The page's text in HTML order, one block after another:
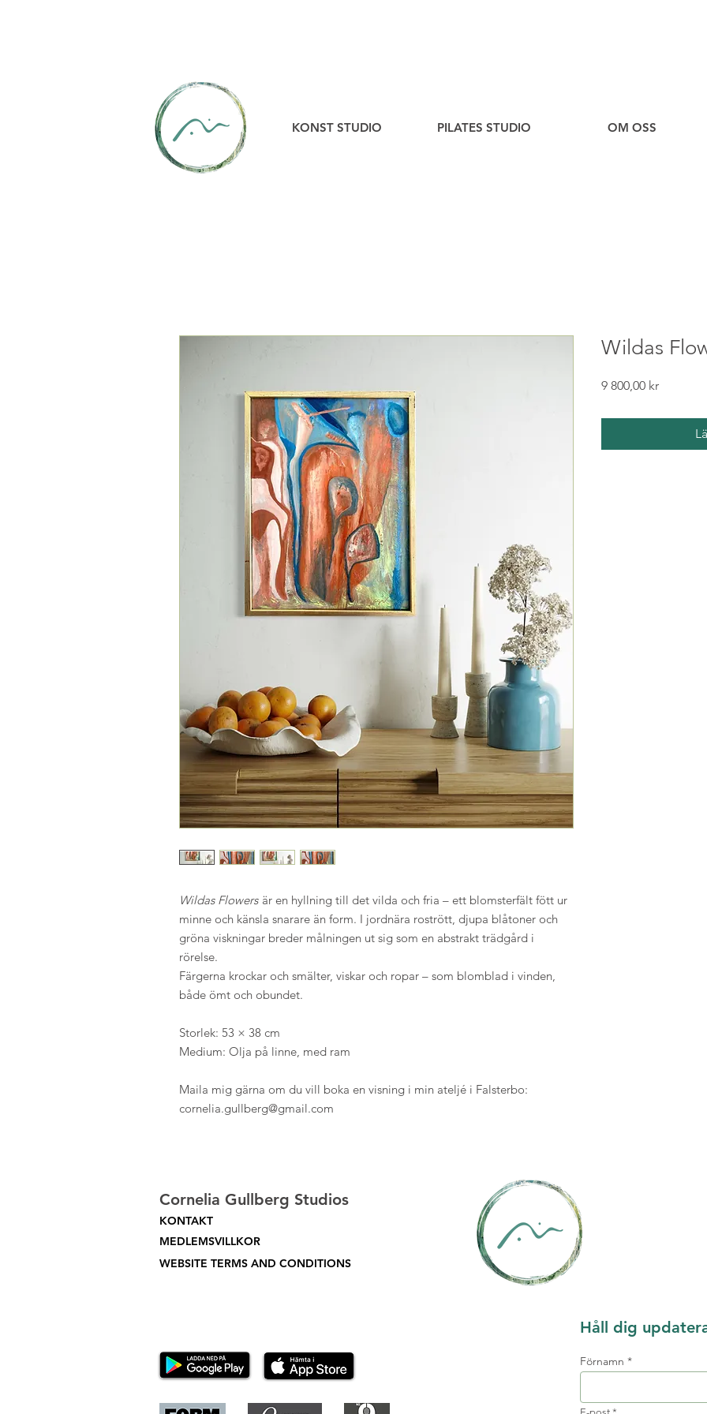
KONST STUDIO PILATES STUDIO OM OSS
Wildas Flowers är en hyllning till det vilda och fria – ett blomsterfält fött ur
minne och känsla snarare än form. I jordnära rostrött, djupa blåtoner och
gröna viskningar breder målningen ut sig som en abstrakt trädgård i
rörelse.
Färgerna krockar och smälter, viskar och ropar – som blomblad i vinden,
både ömt och obundet.
Storlek: 53 × 38 cm
Medium: Olja på linne, med ram
Maila mig gärna om du vill boka en visning i min ateljé i Falsterbo:
cornelia.gullberg@gmail.com
Wildas
9 800,00 krPris
Cornelia Gullberg Studios
KONTAKT
MEDLEMSVILLKOR
WEBSITE TERMS AND CONDITIONS
Håll dig
Förnamn